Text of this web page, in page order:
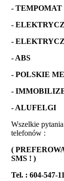
- TEMPOMAT
-
-
- ABS
- POLSKIE
-
- ALUFELGI
Wszelkie
telefonów :
(
SMS ! )
Tel. : 604-547-